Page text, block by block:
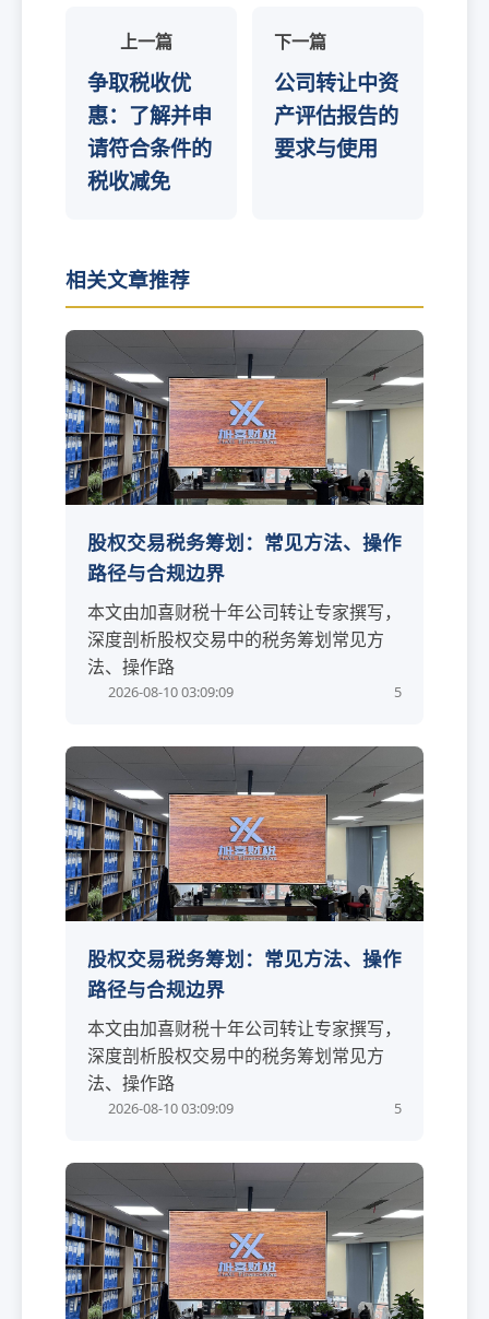
上一篇
争取税收优
惠：了解并申
请符合条件的
税收减免
下一篇
公司转让中资
产评估报告的
要求与使用
相关文章推荐
股权交易税务筹划：常见方法、操作
路径与合规边界
本文由加喜财税十年公司转让专家撰写，
深度剖析股权交易中的税务筹划常见方
法、操作路
2026-08-10 03:09:09 5
股权交易税务筹划：常见方法、操作
路径与合规边界
本文由加喜财税十年公司转让专家撰写，
深度剖析股权交易中的税务筹划常见方
法、操作路
2026-08-10 03:09:09 5